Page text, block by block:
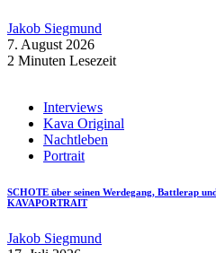
Jakob Siegmund
7. August 2026
2 Minuten Lesezeit
Interviews
Kava Original
Nachtleben
Portrait
SCHOTE über seinen Werdegang, Battlerap
KAVAPORTRAIT
Jakob Siegmund